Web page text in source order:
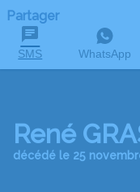
Partager
SMS WhatsApp
René
décédé le 25